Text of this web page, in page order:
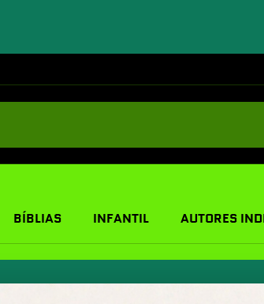
BÍBLIAS INFANTIL AUTORES